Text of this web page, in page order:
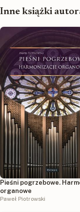
Inne książki
Pieśni pogrzebowe.
organowe
Paweł Piotrowski